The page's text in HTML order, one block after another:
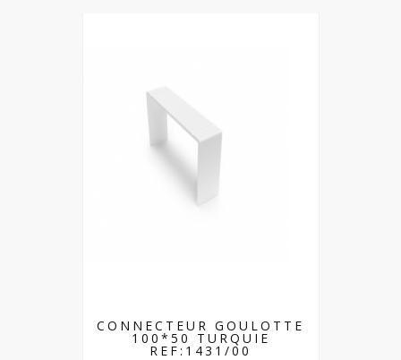
CONNECTEUR GOULOTTE
100*50 TURQUIE
REF:1431/00